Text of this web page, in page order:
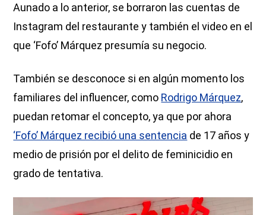
Aunado a lo anterior, se borraron las cuentas de
Instagram del restaurante y también el video en el
que ‘Fofo’ Márquez presumía su negocio.
También se desconoce si en algún momento los
familiares del influencer, como Rodrigo Márquez,
puedan retomar el concepto, ya que por ahora
‘Fofo’ Márquez recibió una sentencia de 17 años y
medio de prisión por el delito de feminicidio en
grado de tentativa.